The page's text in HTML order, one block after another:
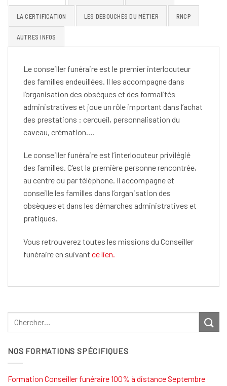
LA CERTIFICATION LES DÉBOUCHÉS DU MÉTIER RNCP
AUTRES INFOS
Le conseiller funéraire est le premier interlocuteur
des familles endeuillées. Il les accompagne dans
l’organisation des obsèques et des formalités
administratives et joue un rôle important dans l’achat
des prestations : cercueil, personnalisation du
caveau, crémation….
Le conseiller funéraire est l’interlocuteur privilégié
des familles. C’est la première personne rencontrée,
au centre ou par téléphone. Il accompagne et
conseille les familles dans l’organisation des
obsèques et dans les démarches administratives et
pratiques.
Vous retrouverez toutes les missions du Conseiller
funéraire en suivant ce lien.
NOS FORMATIONS SPÉCIFIQUES
Formation Conseiller funéraire 100% à distance Septembre